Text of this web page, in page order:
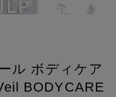
ル ボディケア
BODYCARE